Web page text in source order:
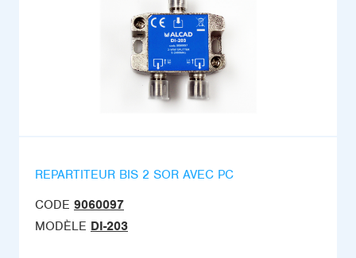
REPARTITEUR BIS 2 SOR AVEC PC
CODE 9060097
MODÈLE DI-203